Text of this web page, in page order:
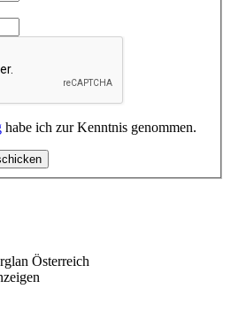
habe ich zur Kenntnis genommen.
Österreich